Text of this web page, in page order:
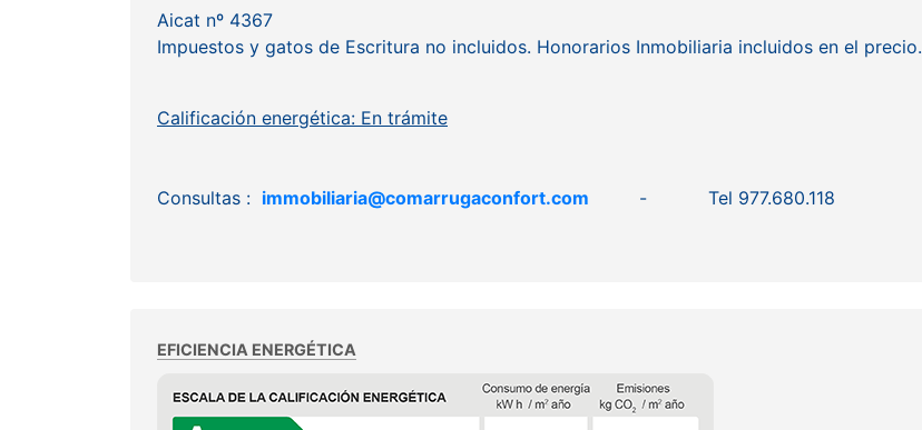
Aicat nº 4367
Impuestos y gatos de Escritura no incluidos. Honorarios Inmobiliaria incluidos en el precio.
Calificación energética: En trámite
Consultas : immobiliaria@comarrugaconfort.com - Tel 977.680.118
EFICIENCIA ENERGÉTICA